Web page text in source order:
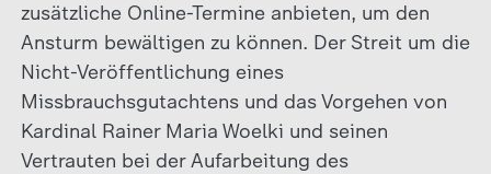
zusätzliche Online-Termine anbieten, um den
Ansturm bewältigen zu können. Der Streit um die
Nicht-Veröffentlichung eines
Missbrauchsgutachtens und das Vorgehen von
Kardinal Rainer Maria Woelki und seinen
Vertrauten bei der Aufarbeitung des